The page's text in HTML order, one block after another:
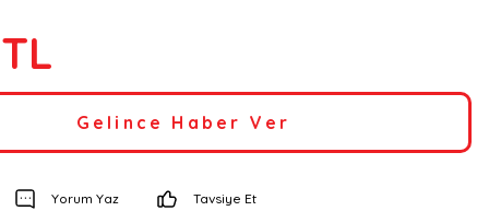
Gelince Haber Ver
Yorum Yaz Tavsiye Et